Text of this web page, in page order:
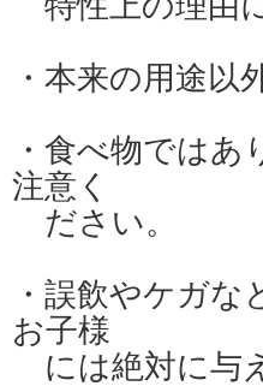
・本来の用途
・食べ物では
注意く
ださい。
・誤飲やケガ
お子様
には絶対に与